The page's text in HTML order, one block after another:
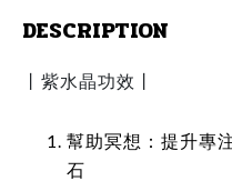
DESCRIPTION
丨紫水晶功效丨
幫助冥想：提升專
石